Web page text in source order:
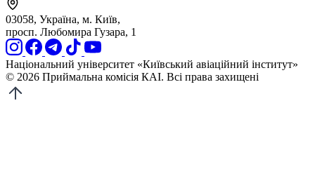
03058, Україна, м. Київ,
просп. Любомира Гузара, 1
Національний університет «Київський авіаційний інститут»
© 2026 Приймальна комісія КАІ. Всі права захищені